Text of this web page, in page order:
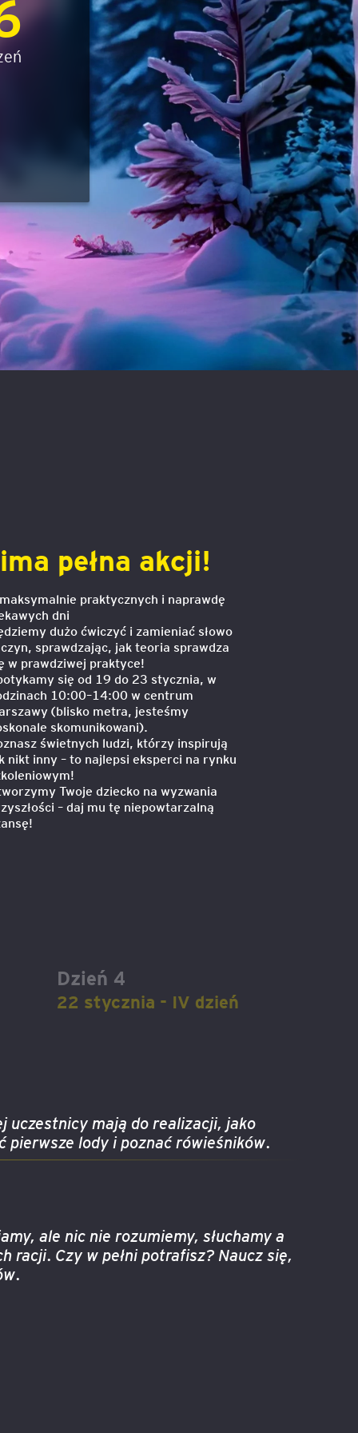
ACCA - Master’s Degree in
Finance and Accounting - SGH
MSSF w praktyce – studia
International Finance – studia
podyplomowe
Master of Business
Administration w Dąbrowie
Górniczej
MBA w jęz. polskim z
Programem Zarządzania
Projektami
praktyka
Accounting Explained:
Nieoczywiste przypadki
księgowe
Kawa z Ekspertem
People&Culture – podręczny
niezbędnik w świecie HR
Tempo Menedżera – znajdź
własne tempo
pełna akcji!
praktycznych i naprawdę
dni
dużo ćwiczyć i zamieniać słowo
sprawdzając, jak teoria sprawdza
w prawdziwej praktyce!
się od 19 do 23 stycznia, w
10:00–14:00 w centrum
(blisko metra, jesteśmy
skomunikowani).
świetnych ludzi, którzy inspirują
nikt inny – to najlepsi eksperci na rynku
Twoje dziecko na wyzwania
– daj mu tę niepowtarzalną
Dzień 4
22 stycznia - IV dzień
uczestnicy mają do realizacji, jako
pierwsze lody i poznać rówieśników.
ale nic nie rozumiemy, słuchamy a
racji. Czy w pełni potrafisz? Naucz się,